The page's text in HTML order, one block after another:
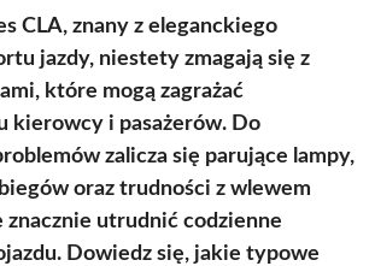
CLA, znany z eleganckiego
jazdy, niestety zmagają się z
które mogą zagrażać
kierowcy i pasażerów. Do
zalicza się parujące lampy,
oraz trudności z wlewem
znacznie utrudnić codzienne
Dowiedz się, jakie typowe